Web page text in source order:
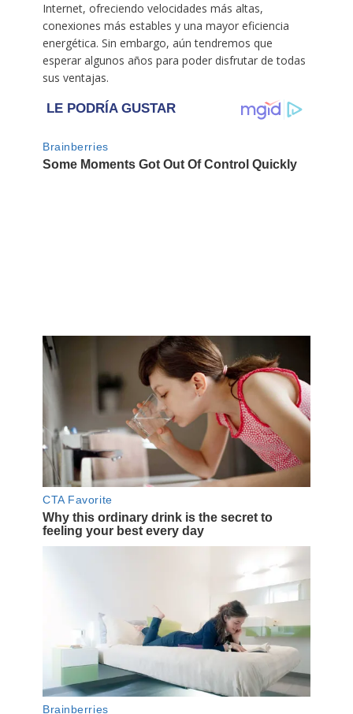
Internet, ofreciendo velocidades más altas,
conexiones más estables y una mayor eficiencia
energética. Sin embargo, aún tendremos que
esperar algunos años para poder disfrutar de todas
sus ventajas.